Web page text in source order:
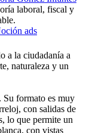
laboral, fiscal y
ads
a la ciudadanía a
naturaleza y un
Su formato es muy
con salidas de
lo que permite un
con vistas